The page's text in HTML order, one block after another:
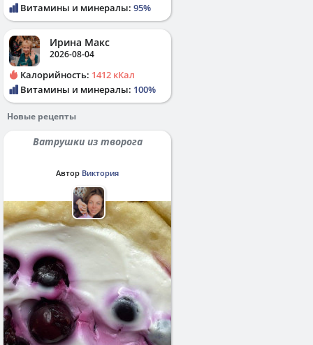
Витамины и минералы: 95%
Ирина Макс
2026-08-04
Калорийность: 1412 кКал
Витамины и минералы: 100%
Новые рецепты
Ватрушки из творога
Автор Виктория